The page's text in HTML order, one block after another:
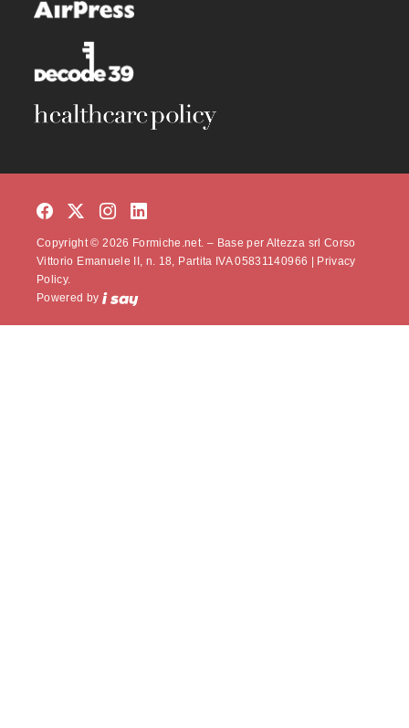
Copyright © 2026 Formiche.net. – Base per Altezza srl Corso
Vittorio Emanuele II, n. 18, Partita IVA 05831140966 |
Privacy
Policy.
Powered by